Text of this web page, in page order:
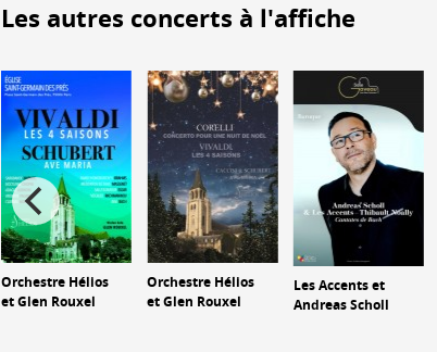
Les autres concerts à l'affiche
Orchestre Hélios
et Glen Rouxel
Orchestre Hélios
et Glen Rouxel
Les Accents et
Andreas Scholl